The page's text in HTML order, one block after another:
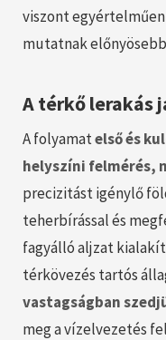
viszont
mutatnak
A térkő lerakás
A folyamatelső és
helyszíni felmérés,
precizitást igénylő
teherbírással és
fagyálló aljzat
térkövezés tartós
vastagságban
meg a vízelvezetés